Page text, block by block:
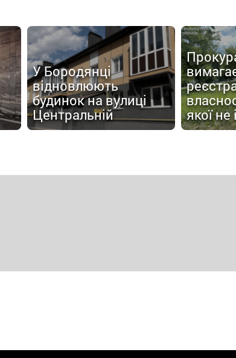
У Бородянці
відновлюють
будинок на вулиці
Центральній
якої не